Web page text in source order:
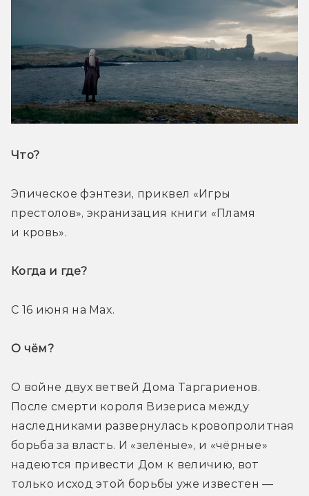
Что?
Эпическое фэнтези, приквел «Игры
престолов», экранизация книги «Пламя
и кровь».
Когда и где?
С 16 июня на Max.
О чём?
О войне двух ветвей Дома Таргариенов.
После смерти короля Визериса между
наследниками развернулась кровопролитная
борьба за власть. И «зелёные», и «чёрные»
надеются привести Дом к величию, вот
только исход этой борьбы уже известен —